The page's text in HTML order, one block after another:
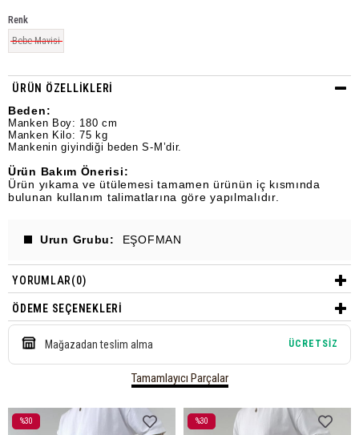
Renk
Bebe Mavisi
ÜRÜN ÖZELLIKLERI
Beden:
Manken Boy: 180 cm
Manken Kilo: 75 kg
Mankenin giyindiği beden S-M’dir.
Ürün Bakım Önerisi:
Ürün yıkama ve ütülemesi tamamen ürünün iç kısmında
bulunan kullanım talimatlarına göre yapılmalıdır.
Urun Grubu EŞOFMAN
YORUMLAR(0)
ÖDEME SEÇENEKLERI
Mağazadan teslim alma ÜCRETSİZ
Tamamlayıcı Parçalar
%30
%30